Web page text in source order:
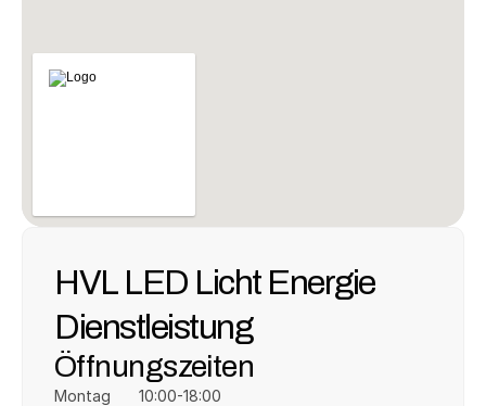
HVL LED Licht Energie
Dienstleistung
Öffnungszeiten
Montag
10:00-18:00